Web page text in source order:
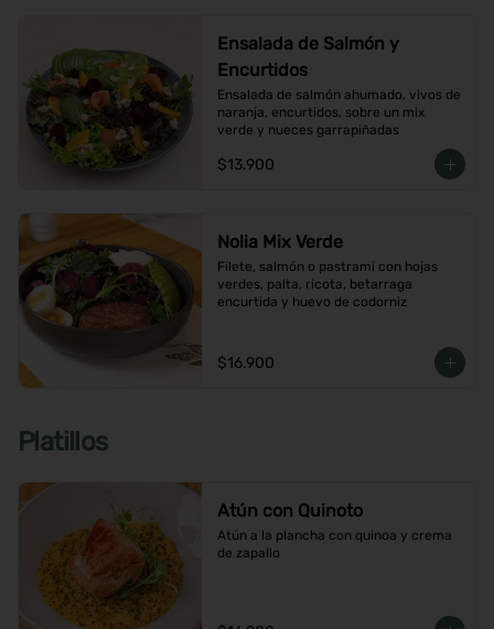
Ensalada de Salmón y
Encurtidos
Ensalada de salmón ahumado, vivos de
naranja, encurtidos, sobre un mix
verde y nueces garrapiñadas
$13.900
Nolia Mix Verde
Filete, salmón o pastrami con hojas
verdes, palta, ricota, betarraga
encurtida y huevo de codorniz
$16.900
Platillos
Atún con Quinoto
Atún a la plancha con quinoa y crema
de zapallo